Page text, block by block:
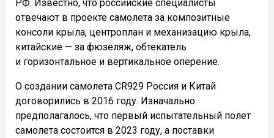
РФ. Известно, что российские специалисты
отвечают в проекте самолета за композитные
консоли крыла, центроплан и механизацию крыла,
китайские — за фюзеляж, обтекатель
и горизонтальное и вертикальное оперение.
О создании самолета CR929 Россия и Китай
договорились в 2016 году. Изначально
предполагалось, что первый испытательный полет
самолета состоится в 2023 году, а поставки